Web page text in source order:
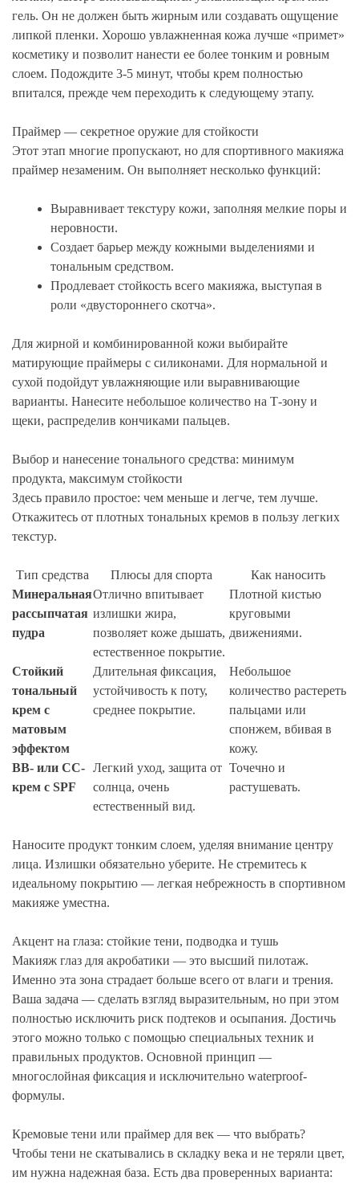
гель. Он не должен быть жирным или создавать ощущение
липкой пленки. Хорошо увлажненная кожа лучше «примет»
косметику и позволит нанести ее более тонким и ровным
слоем. Подождите 3-5 минут, чтобы крем полностью
впитался, прежде чем переходить к следующему этапу.
Праймер — секретное оружие для стойкости
Этот этап многие пропускают, но для спортивного макияжа
праймер незаменим. Он выполняет несколько функций:
Выравнивает текстуру кожи, заполняя мелкие поры и
неровности.
Создает барьер между кожными выделениями и
тональным средством.
Продлевает стойкость всего макияжа, выступая в
роли «двустороннего скотча».
Для жирной и комбинированной кожи выбирайте
матирующие праймеры с силиконами. Для нормальной и
сухой подойдут увлажняющие или выравнивающие
варианты. Нанесите небольшое количество на Т-зону и
щеки, распределив кончиками пальцев.
Выбор и нанесение тонального средства: минимум
продукта, максимум стойкости
Здесь правило простое: чем меньше и легче, тем лучше.
Откажитесь от плотных тональных кремов в пользу легких
текстур.
Тип средства Плюсы для спорта
Как наносить
Минеральная
рассыпчатая
пудра
Отлично впитывает
излишки жира,
позволяет коже дышать,
естественное покрытие.
Плотной кистью
круговыми
движениями.
Стойкий
тональный
крем с
матовым
эффектом
Длительная фиксация,
устойчивость к поту,
среднее покрытие.
Небольшое
количество растереть
пальцами или
спонжем, вбивая в
кожу.
ВВ- или СС-
крем с SPF
Легкий уход, защита от
солнца, очень
естественный вид.
Точечно и
растушевать.
Наносите продукт тонким слоем, уделяя внимание центру
лица. Излишки обязательно уберите. Не стремитесь к
идеальному покрытию — легкая небрежность в спортивном
макияже уместна.
Акцент на глаза: стойкие тени, подводка и тушь
Макияж глаз для акробатики — это высший пилотаж.
Именно эта зона страдает больше всего от влаги и трения.
Ваша задача — сделать взгляд выразительным, но при этом
полностью исключить риск подтеков и осыпания. Достичь
этого можно только с помощью специальных техник и
правильных продуктов. Основной принцип —
многослойная фиксация и исключительно waterproof-
формулы.
Кремовые тени или праймер для век — что выбрать?
Чтобы тени не скатывались в складку века и не теряли цвет,
им нужна надежная база. Есть два проверенных варианта: